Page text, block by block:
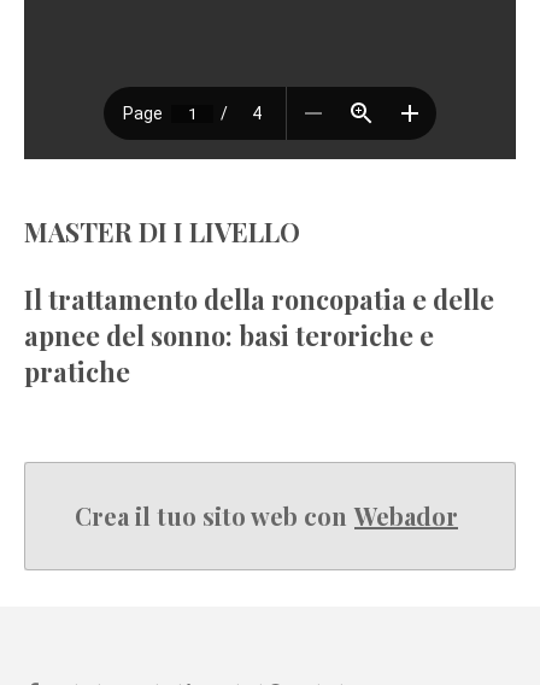
MASTER DI I LIVELLO
Il trattamento della roncopatia e delle
apnee del sonno: basi teroriche e
pratiche
Crea il tuo sito web con Webador